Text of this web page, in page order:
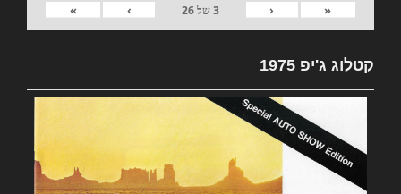
«
‹
3של26
›
»
קטלוג ג'יפ 1975